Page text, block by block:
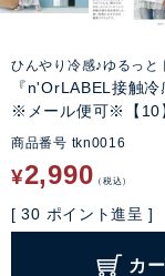
ひんやり冷感♪ゆるっと
『n'OrLABEL接触
※メール便可※【10
商品番号 tkn0016
¥2,990 税込
[ 30 ポイント進呈 ]
カ